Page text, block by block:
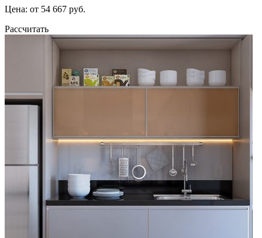
Цена: от 54 667 руб.
Рассчитать